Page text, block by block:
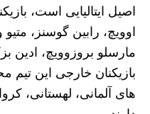
اصیل ایتالیایی است،
اوویچ، رابین گوسنز،
مارسلو بروزوویچ، ادین
بازیکنان خارجی این
های آلمانی، لهستانی،